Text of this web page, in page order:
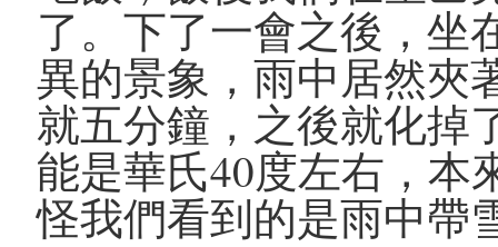
了。下了一會之後，坐
異的景象，雨中居然夾
就五分鐘，之後就化掉
能是華氏40度左右，本
怪我們看到的是雨中帶